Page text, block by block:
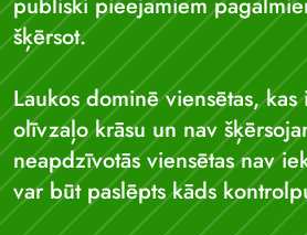
šķērsot.
Laukos dominē viensētas, kas
olīvzaļo krāsu un nav
neapdzīvotās viensētas nav
var būt paslēpts kāds